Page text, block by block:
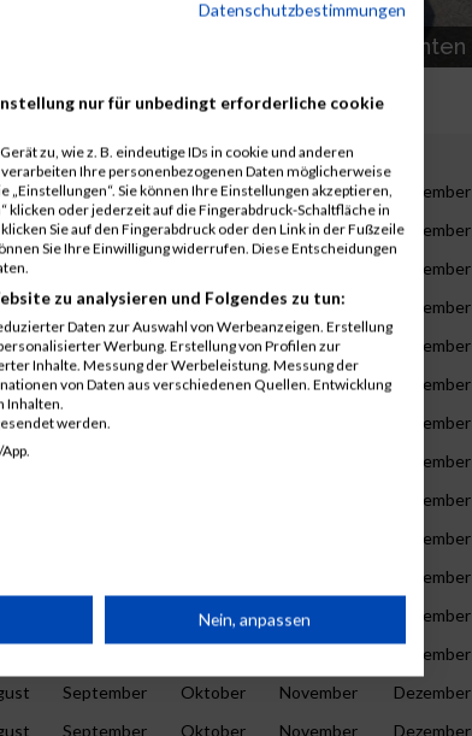
Als die Uhren laufen lernten
September Oktober November
Dezember
September Oktober November
Dezember
Dezember
September Oktober November
Dezember
September Oktober November
Dezember
September Oktober November
Dezember
September
Dezember
Dezember
Dezember
Dezember
Dezember
Oktober November
Dezember
Dezember
September Oktober November
Dezember
September Oktober November
Dezember
Datenschutzbestimmungen
nur für unbedingt erforderliche cookie
zu, wie z. B. eindeutige IDs in cookie und anderen
Ihre personenbezogenen Daten möglicherweise
Sie können Ihre Einstellungen akzeptieren,
klicken oder jederzeit auf die Fingerabdruck-Schaltfläche in
Sie auf den Fingerabdruck oder den Link in der Fußzeile
Sie Ihre Einwilligung widerrufen. Diese Entscheidungen
zu analysieren und Folgendes zu tun:
Daten zur Auswahl von Werbeanzeigen. Erstellung
Werbung. Erstellung von Profilen zur
Inhalte. Messung der Werbeleistung. Messung der
von Daten aus verschiedenen Quellen. Entwicklung
Inhalten.
werden.
Nein, anpassen